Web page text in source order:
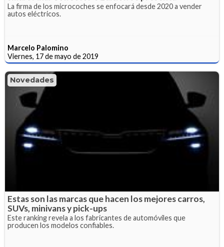
La firma de los microcoches se enfocará desde 2020 a vender
autos eléctricos.
Marcelo Palomino
Viernes, 17 de mayo de 2019
Novedades
Estas son las marcas que hacen los mejores carros,
SUVs, minivans y pick-ups
Este ranking revela a los fabricantes de automóviles que
producen los modelos confiables.